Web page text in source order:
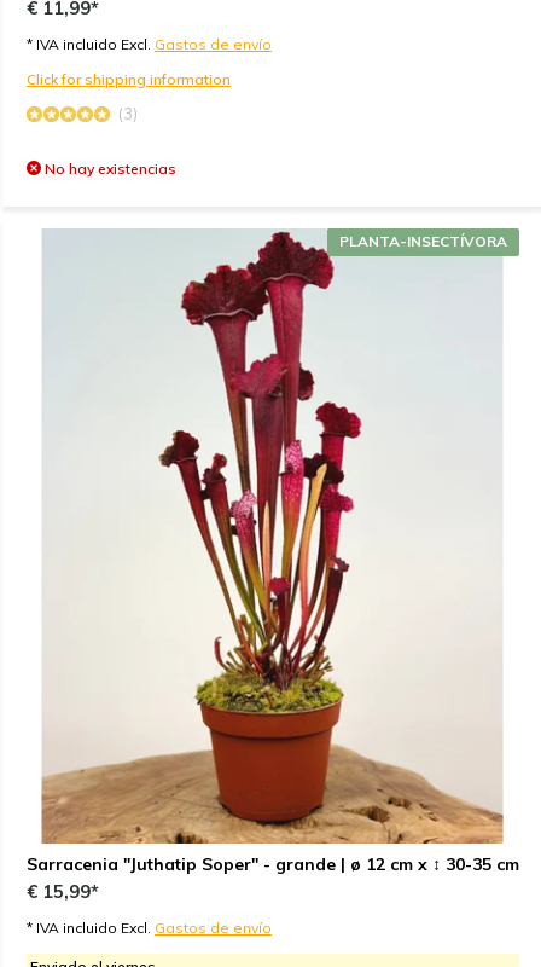
€ 11,99*
* IVA incluido Excl. Gastos de envío
Click for shipping information
(3)
No hay existencias
Sarracenia "Juthatip Soper" - grande | ø 12 cm x ↕ 30-35 cm
PLANTA-INSECTÍVORA
€ 15,99*
* IVA incluido Excl. Gastos de envío